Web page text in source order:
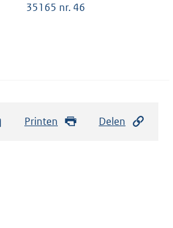
35165 nr. 46
Printen Delen